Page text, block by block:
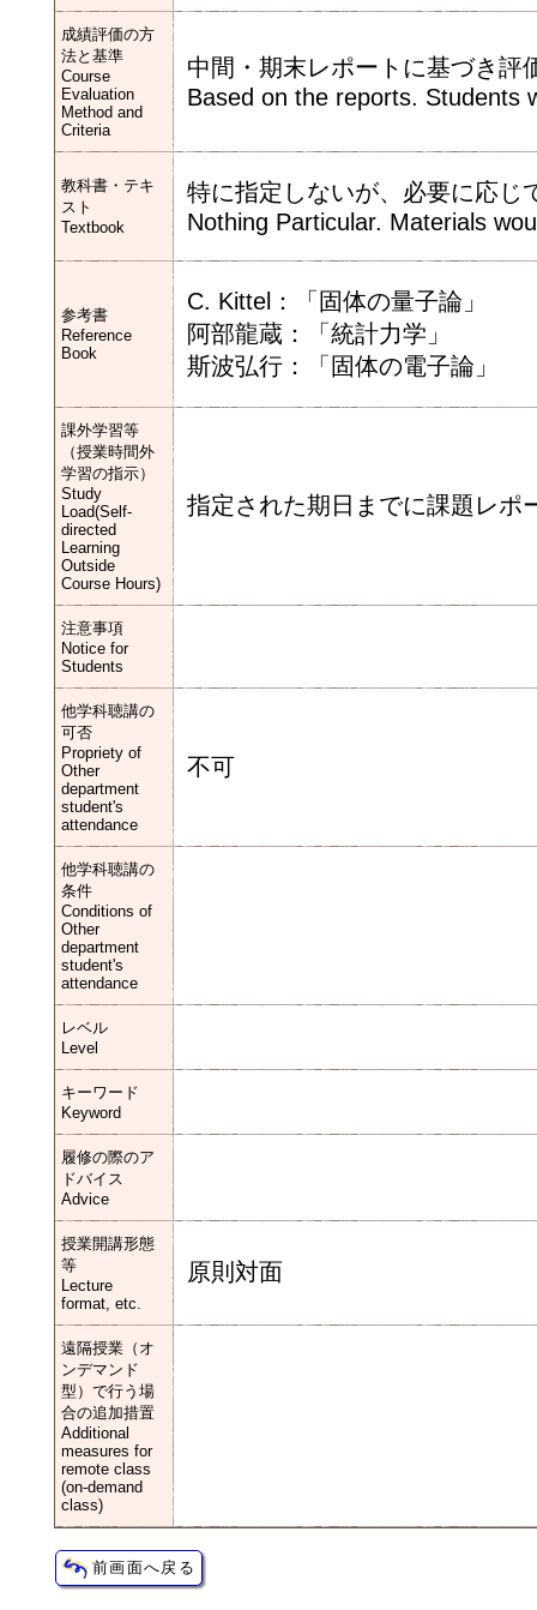
成績評価の方
法と基準
Course
Evaluation
Method and
Criteria
中間・期末レポートに基づき評
Based on the reports. Students
教科書・テキ
スト
Textbook
特に指定しないが、必要に応じ
Nothing Particular. Materials
参考書
Reference
Book
C. Kittel：「固体の量子論」
阿部龍蔵：「統計力学」
斯波弘行：「固体の電子論」
課外学習等
（授業時間外
学習の指示）
Study
Load(Self-
directed
Learning
Outside
Course Hours)
指定された期日までに課題レポ
注意事項
Notice for
Students
他学科聴講の
可否
Propriety of
Other
department
student's
attendance
不可
他学科聴講の
条件
Conditions of
Other
department
student's
attendance
レベル
Level
キーワード
Keyword
履修の際のア
ドバイス
Advice
授業開講形態
等
Lecture
format, etc.
原則対面
遠隔授業（オ
ンデマンド
型）で行う場
合の追加措置
Additional
measures for
remote class
(on-demand
class)